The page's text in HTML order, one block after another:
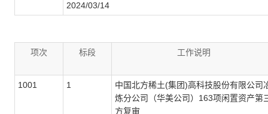
2024/03/14
项次 标段 工作说明
1001 1
中国北方稀土(集团)高科技股份有限公司
炼分公司（华美公司）163项闲置资产第
方复审